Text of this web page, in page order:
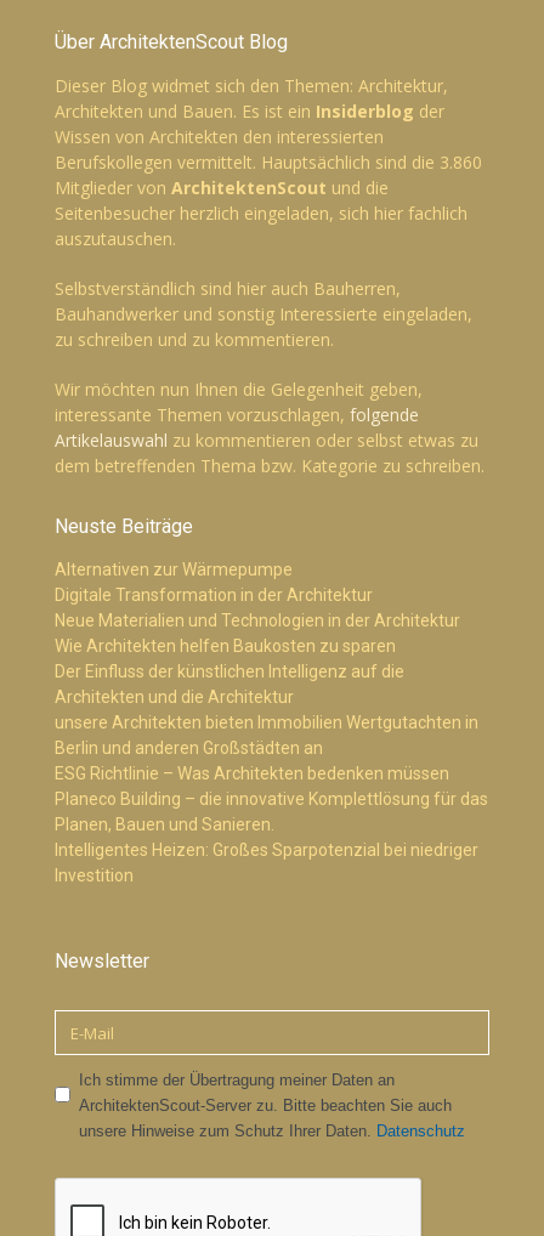
Über ArchitektenScout Blog
Dieser Blog widmet sich den Themen: Architektur,
Architekten und Bauen. Es ist ein Insiderblog der
Wissen von Architekten den interessierten
Berufskollegen vermittelt. Hauptsächlich sind die 3.860
Mitglieder von ArchitektenScout und die
Seitenbesucher herzlich eingeladen, sich hier fachlich
auszutauschen.
Selbstverständlich sind hier auch Bauherren,
Bauhandwerker und sonstig Interessierte eingeladen,
zu schreiben und zu kommentieren.
Wir möchten nun Ihnen die Gelegenheit geben,
interessante Themen vorzuschlagen, folgende
Artikelauswahl zu kommentieren oder selbst etwas zu
dem betreffenden Thema bzw. Kategorie zu schreiben.
Neuste Beiträge
Alternativen zur Wärmepumpe
Digitale Transformation in der Architektur
Neue Materialien und Technologien in der Architektur
Wie Architekten helfen Baukosten zu sparen
Der Einfluss der künstlichen Intelligenz auf die
Architekten und die Architektur
unsere Architekten bieten Immobilien Wertgutachten in
Berlin und anderen Großstädten an
ESG Richtlinie – Was Architekten bedenken müssen
Planeco Building – die innovative Komplettlösung für das
Planen, Bauen und Sanieren.
Intelligentes Heizen: Großes Sparpotenzial bei niedriger
Investition
Newsletter
Ich stimme der Übertragung meiner Daten an
ArchitektenScout-Server zu. Bitte beachten Sie auch
unsere Hinweise zum Schutz Ihrer Daten. Datenschutz